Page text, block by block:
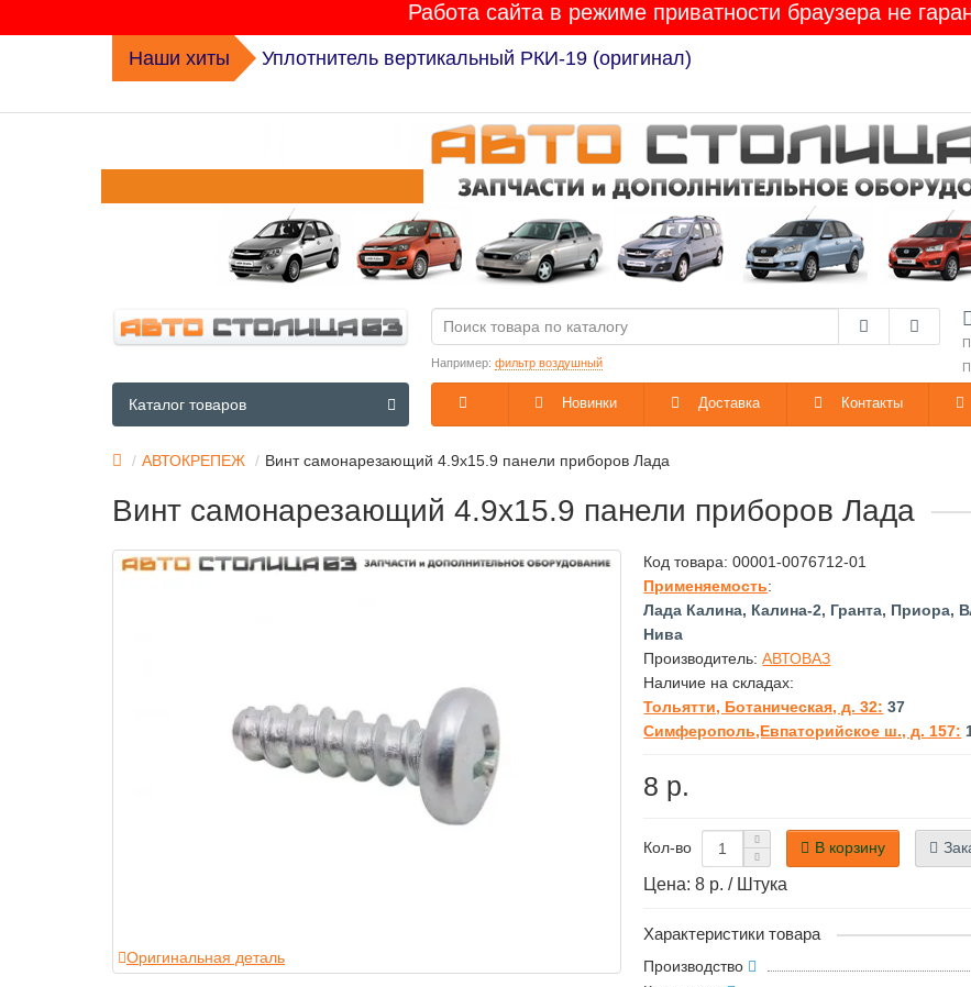
Работа сайта в режиме приватности браузера не
Наши хиты Комплект ГРМ K015631XS Лада Гранта / Калина-2 / Приора / Веста / XRAY /
Например: фильтр воздушный
Новинки Доставка Контакты
Каталог товаров
АВТОКРЕПЕЖ Винт самонарезающий 4.9х15.9 панели приборов Лада
Винт самонарезающий 4.9х15.9 панели приборов Лада
Оригинальная деталь
Код товара:00001-0076712-01
Применяемость:
Лада Калина, Калина-2, Гранта, Приора,
Нива
Производитель:АВТОВАЗ
Наличие на складах:
Тольятти, Ботаническая, д. 32: 37
Симферополь,Евпаторийское ш., д. 157:
8 р.
Кол-во В корзину
Цена: 8 р. / Штука
Характеристики товара
Производство